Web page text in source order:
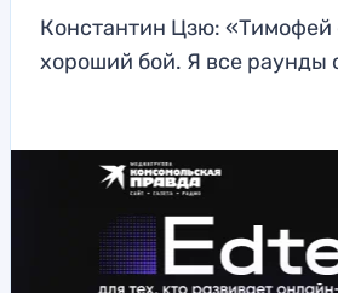
Константин Цзю: «Тимофей
хороший бой. Я все раунды